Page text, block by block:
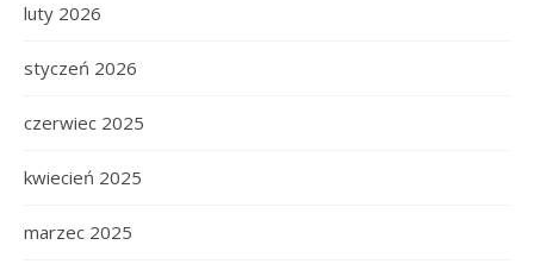
luty 2026
styczeń 2026
czerwiec 2025
kwiecień 2025
marzec 2025